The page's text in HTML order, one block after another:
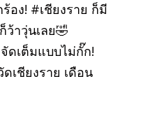
อง! #เชียงราย ก็มี
าวุ่นเลย🤣
ดเต็มแบบไม่กั๊ก!
เชียงราย เดือน